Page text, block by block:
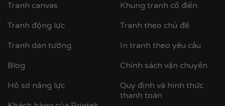
Tranh canvas
Tranh động lực
Tranh dán tường
Blog
Hồ sơ năng lực
Khung tranh cổ điển
Tranh theo chủ đề
In tranh theo yêu cầu
Chính sách vận chuyển
Quy định và hình thức
thanh toán